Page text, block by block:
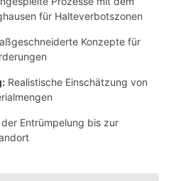
für Halteverbotszonen
Konzepte für
Realistische Einschätzung von
der Entrümpelung bis zur